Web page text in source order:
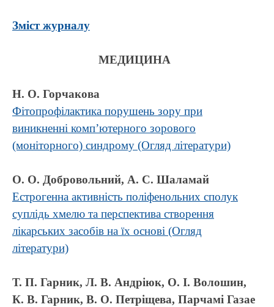
Зміст журналу
МЕДИЦИНА
Н. О. Горчакова
Фітопрофілактика порушень зору при
виникненні комп’ютерного зорового
(моніторного) синдрому (Огляд літератури)
О. О. Добровольний, А. С. Шаламай
Естрогенна активність поліфенольних сполук
суплідь хмелю та перспектива створення
лікарських засобів на їх основі (Огляд
літератури)
Т. П. Гарник, Л. В. Андріюк, О. І. Волошин,
К. В. Гарник, В. О. Петріщева, Парчамі Газае